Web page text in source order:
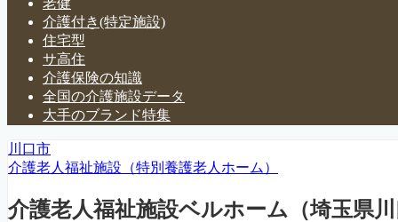
老健
介護付き(特定施設)
住宅型
サ高住
介護保険の知識
全国の介護施設データ
大手のブランド特集
川口市
介護老人福祉施設（特別養護老人ホーム）
介護老人福祉施設ベルホーム（埼玉県